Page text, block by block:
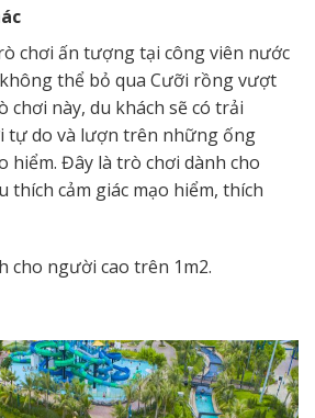
chơi ấn tượng tại công viên nước
thể bỏ qua Cưỡi rồng vượt
chơi này, du khách sẽ có trải
tự do và lượn trên những ống
hiểm. Đây là trò chơi dành cho
thích cảm giác mạo hiểm, thích
cho người cao trên 1m2.